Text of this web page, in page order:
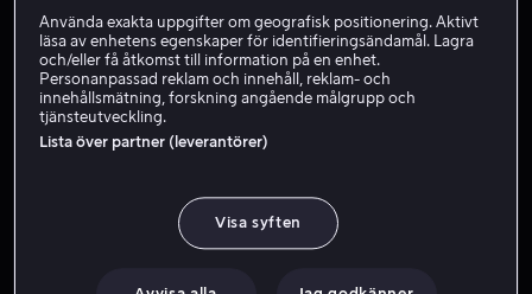
Skaffa Viaplay
Johan, en polis från Göteborg, hamnar i en skottlossning
Johan, en polis från Göteborg, hamnar i en skottlossning
som leder till att han själv åtalas och måste ta lagen i
egna händer i jakt på rättvisan.
Använda exakta uppgifter om geografisk positionering. Aktivt
läsa av enhetens egenskaper för identifieringsändamål. Lagra
och/eller få åtkomst till information på en enhet.
Personanpassad reklam och innehåll, reklam- och
innehållsmätning, forskning angående målgrupp och
tjänsteutveckling.
Lista över partner (leverantörer)
Visa syften